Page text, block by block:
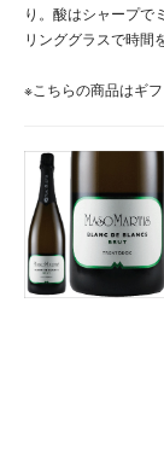
り。酸はシャープで
リンググラスで時間
※こちらの商品はギ